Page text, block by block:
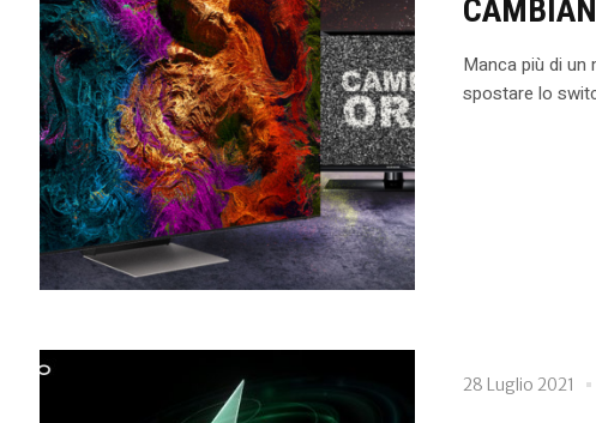
Manca più di un
spostare lo
28 Luglio 2021